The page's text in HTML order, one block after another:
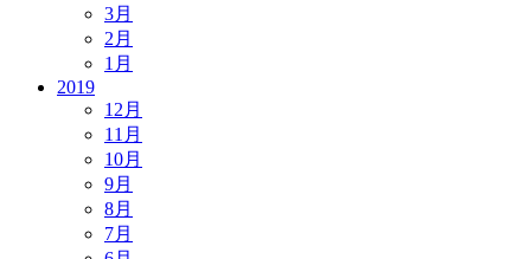
3月
2月
1月
2019
12月
11月
10月
9月
8月
7月